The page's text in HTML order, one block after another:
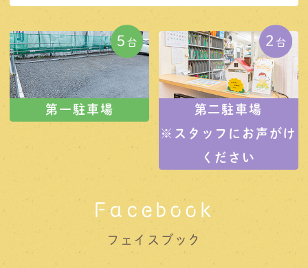
第一駐車場
第二駐車場
※スタッフにお声がけ
ください
Facebook
フェイスブック